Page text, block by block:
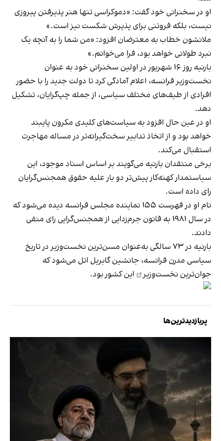
او در سخنرانی خود گفت: «دموکراسی تنها هنر پذیرفتن پیروزی
نیست، بلکه فروتنی برای پذیرش شکست نیز است.»
ملانشون خطاب به معترضان افزود: «من شما را به آنچه یک
نبرد طولانی خواهد بود، فرا می‌خوانم.»
بارنیه روز ۱۶ شهریور در اولین سخنرانی خود به عنوان
نخست‌وزیر فرانسه، اعلام آمادگی کرد تا دولت جدید را با حضور
افرادی از طیف‌های مختلف سیاسی، از جمله چپ‌گرایان، تشکیل
دهد.
او در عین حال افزود به سیاست‌های کلیدی مکرون پایبند
خواهد بود و از اتخاذ تدابیر سخت‌گیرانه‌تر در مساله مهاجرت
استقبال می‌کند.
برخی منتقدان بارنیه می‌گویند بر اساس اسناد موجود، این
سیاستمدار کهنه‌کار پیش‌تر دو بار علیه حقوق همجنس‌گرایان
رای داده است.
نام او در فهرست ۱۵۵ نماینده مجلس فرانسه دیده می‌شود که
در سال ۱۹۸۱ به قانون جرم‌زدایی از همجنس‌گرایی رای منفی
دادند.
بارنیه در ۷۳ سالگی به‌عنوان مسن‌ترین نخست‌وزیر در تاریخ
سیاسی مدرن فرانسه، جانشین گابریل اتل می‌شود که
جوان‌ترین نخست‌وزیر
این کشور بود.
پربازدیدترین‌ها